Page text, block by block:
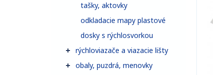
tašky, aktovky
odkladacie mapy plastové
dosky s rýchlosvorkou
rýchloviazače a viazacie lišty
obaly, puzdrá, menovky